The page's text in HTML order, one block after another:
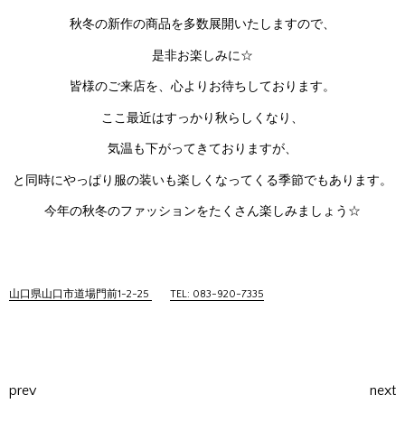
秋冬の新作の商品を多数展開いたしますので、
是非お楽しみに☆
皆様のご来店を、心よりお待ちしております。
ここ最近はすっかり秋らしくなり、
気温も下がってきておりますが、
と同時にやっぱり服の装いも楽しくなってくる季節でもあります。
今年の秋冬のファッションをたくさん楽しみましょう☆
山口県山口市道場門前1-2-25 TEL: 083-920-7335
prev next